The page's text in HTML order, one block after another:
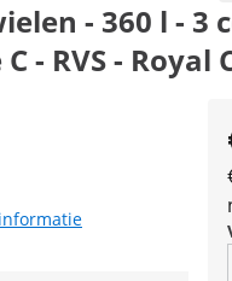
- 360 l - 3
- RVS - Royal